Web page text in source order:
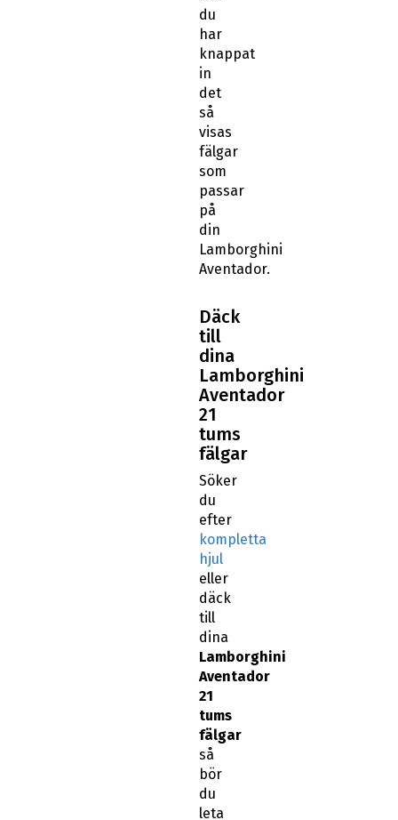
du
har
knappat
in
det
så
visas
fälgar
som
passar
på
din
Lamborghini
Aventador.
Däck
till
dina
Lamborghini
Aventador
21
tums
fälgar
Söker
du
efter
kompletta
hjul
eller
däck
till
dina
Lamborghini
Aventador
21
tums
fälgar
så
bör
du
leta